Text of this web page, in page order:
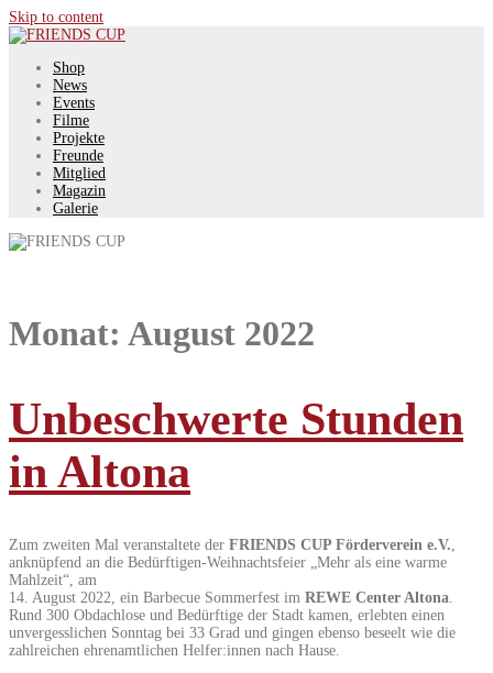
Skip to content
Shop
News
Events
Filme
Projekte
Freunde
Mitglied
Magazin
Galerie
Monat: August 2022
Unbeschwerte Stunden
in Altona
Zum zweiten Mal veranstaltete der FRIENDS CUP Förderverein e.V.
anknüpfend an die Bedürftigen-Weihnachtsfeier „Mehr als eine warme
Mahlzeit“, am
14. August 2022, ein Barbecue Sommerfest im REWE Center Altona
Rund 300 Obdachlose und Bedürftige der Stadt kamen, erlebten einen
unvergesslichen Sonntag bei 33 Grad und gingen ebenso beseelt wie die
zahlreichen ehrenamtlichen Helfer:innen nach Hause.